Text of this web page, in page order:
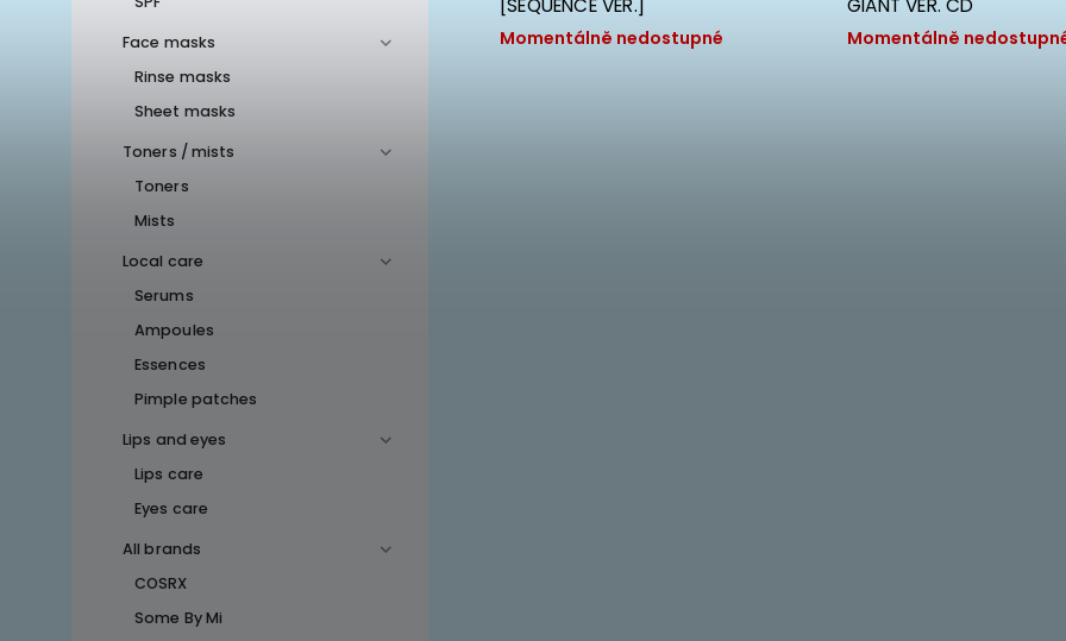
Face masks
Rinse masks
Sheet masks
Toners / mists
Toners
Mists
Local care
Serums
Ampoules
Essences
Pimple patches
Lips and eyes
Lips care
Eyes care
All brands
COSRX
Some By Mi
[DRAMA VER.]
Vyprodáno
[SEQUENCE VER.]
Momentálně nedostupné
GIANT VER. CD
Momentálně